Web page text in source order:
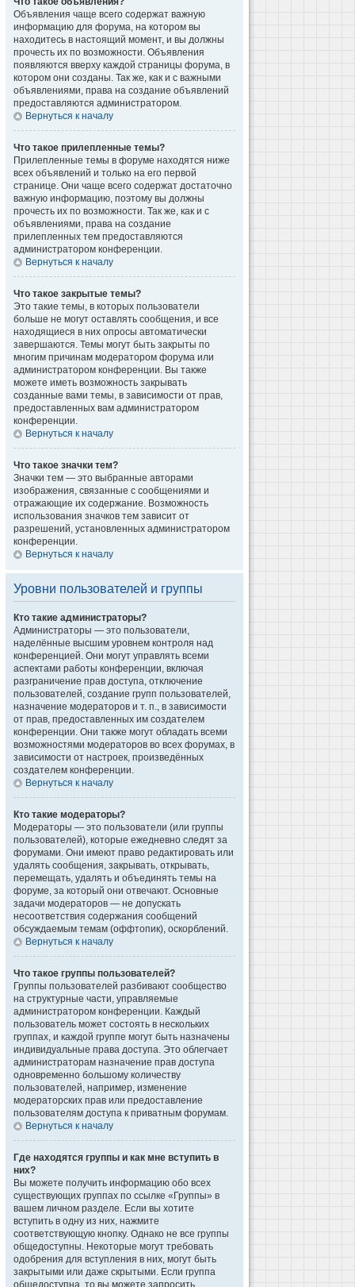
Объявления чаще всего содержат важную
информацию для форума, на котором вы
находитесь в настоящий момент, и вы должны
прочесть их по возможности. Объявления
появляются вверху каждой страницы форума, в
котором они созданы. Так же, как и с важными
объявлениями, права на создание объявлений
предоставляются администратором.
Вернуться к началу
Что такое прилепленные темы?
Прилепленные темы в форуме находятся ниже
всех объявлений и только на его первой
странице. Они чаще всего содержат достаточно
важную информацию, поэтому вы должны
прочесть их по возможности. Так же, как и с
объявлениями, права на создание
прилепленных тем предоставляются
администратором конференции.
Вернуться к началу
Что такое закрытые темы?
Это такие темы, в которых пользователи
больше не могут оставлять сообщения, и все
находящиеся в них опросы автоматически
завершаются. Темы могут быть закрыты по
многим причинам модератором форума или
администратором конференции. Вы также
можете иметь возможность закрывать
созданные вами темы, в зависимости от прав,
предоставленных вам администратором
конференции.
Вернуться к началу
Что такое значки тем?
Значки тем — это выбранные авторами
изображения, связанные с сообщениями и
отражающие их содержание. Возможность
использования значков тем зависит от
разрешений, установленных администратором
конференции.
Вернуться к началу
Уровни пользователей и группы
Кто такие администраторы?
Администраторы — это пользователи,
наделённые высшим уровнем контроля над
конференцией. Они могут управлять всеми
аспектами работы конференции, включая
разграничение прав доступа, отключение
пользователей, создание групп пользователей,
назначение модераторов и т. п., в зависимости
от прав, предоставленных им создателем
конференции. Они также могут обладать всеми
возможностями модераторов во всех форумах, в
зависимости от настроек, произведённых
создателем конференции.
Вернуться к началу
Кто такие модераторы?
Модераторы — это пользователи (или группы
пользователей), которые ежедневно следят за
форумами. Они имеют право редактировать или
удалять сообщения, закрывать, открывать,
перемещать, удалять и объединять темы на
форуме, за который они отвечают. Основные
задачи модераторов — не допускать
несоответствия содержания сообщений
обсуждаемым темам (оффтопик), оскорблений.
Вернуться к началу
Что такое группы пользователей?
Группы пользователей разбивают сообщество
на структурные части, управляемые
администратором конференции. Каждый
пользователь может состоять в нескольких
группах, и каждой группе могут быть назначены
индивидуальные права доступа. Это облегчает
администраторам назначение прав доступа
одновременно большому количеству
пользователей, например, изменение
модераторских прав или предоставление
пользователям доступа к приватным форумам.
Вернуться к началу
Где находятся группы и как мне вступить в
них?
Вы можете получить информацию обо всех
существующих группах по ссылке «Группы» в
вашем личном разделе. Если вы хотите
вступить в одну из них, нажмите
соответствующую кнопку. Однако не все группы
общедоступны. Некоторые могут требовать
одобрения для вступления в них, могут быть
закрытыми или даже скрытыми. Если группа
общедоступна, то вы можете запросить